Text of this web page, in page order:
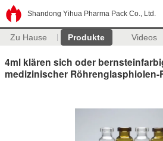
Shandong Yihua Pharma Pack Co., Ltd.
Zu Hause Produkte Videos
4ml klären sich oder
medizinischer